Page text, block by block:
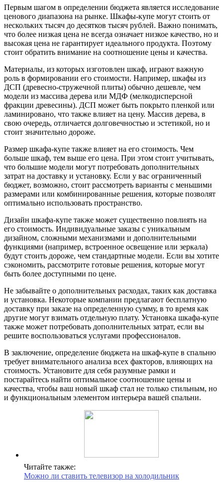
Первым шагом в определении бюджета является исследование
ценового диапазона на рынке. Шкафы-купе могут стоить от
нескольких тысяч до десятков тысяч рублей. Важно понимать,
что более низкая цена не всегда означает низкое качество, но и
высокая цена не гарантирует идеального продукта. Поэтому
стоит обратить внимание на соотношение цены и качества.
Материалы, из которых изготовлен шкаф, играют важную
роль в формировании его стоимости. Например, шкафы из
ДСП (древесно-стружечной плиты) обычно дешевле, чем
модели из массива дерева или МДФ (мелкодисперсной
фракции древесины). ДСП может быть покрыто пленкой или
ламинировано, что также влияет на цену. Массив дерева, в
свою очередь, отличается долговечностью и эстетикой, но и
стоит значительно дороже.
Размер шкафа-купе также влияет на его стоимость. Чем
больше шкаф, тем выше его цена. При этом стоит учитывать,
что большие модели могут потребовать дополнительных
затрат на доставку и установку. Если у вас ограниченный
бюджет, возможно, стоит рассмотреть варианты с меньшими
размерами или комбинированные решения, которые позволят
оптимально использовать пространство.
Дизайн шкафа-купе также может существенно повлиять на
его стоимость. Индивидуальные заказы с уникальным
дизайном, сложными механизмами и дополнительными
функциями (например, встроенное освещение или зеркала)
будут стоить дороже, чем стандартные модели. Если вы хотите
сэкономить, рассмотрите готовые решения, которые могут
быть более доступными по цене.
Не забывайте о дополнительных расходах, таких как доставка
и установка. Некоторые компании предлагают бесплатную
доставку при заказе на определенную сумму, в то время как
другие могут взимать отдельную плату. Установка шкафа-купе
также может потребовать дополнительных затрат, если вы
решите воспользоваться услугами профессионалов.
В заключение, определение бюджета на шкаф-купе в спальню
требует внимательного анализа всех факторов, влияющих на
стоимость. Установите для себя разумные рамки и
постарайтесь найти оптимальное соотношение цены и
качества, чтобы ваш новый шкаф стал не только стильным, но
и функциональным элементом интерьера вашей спальни.
Читайте также:
Можно ли ставить телевизор на холодильник